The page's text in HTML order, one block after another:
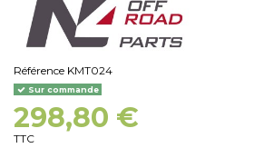
Référence KMT024
Sur commande
298,80 €
TTC